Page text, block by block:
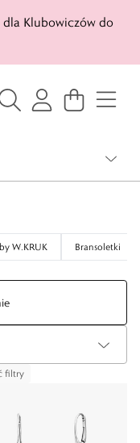
Klubowiczów do
W.KRUK Bransoletki
filtry